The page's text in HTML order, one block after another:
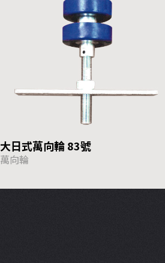
大日式萬向輪 83號
萬向輪